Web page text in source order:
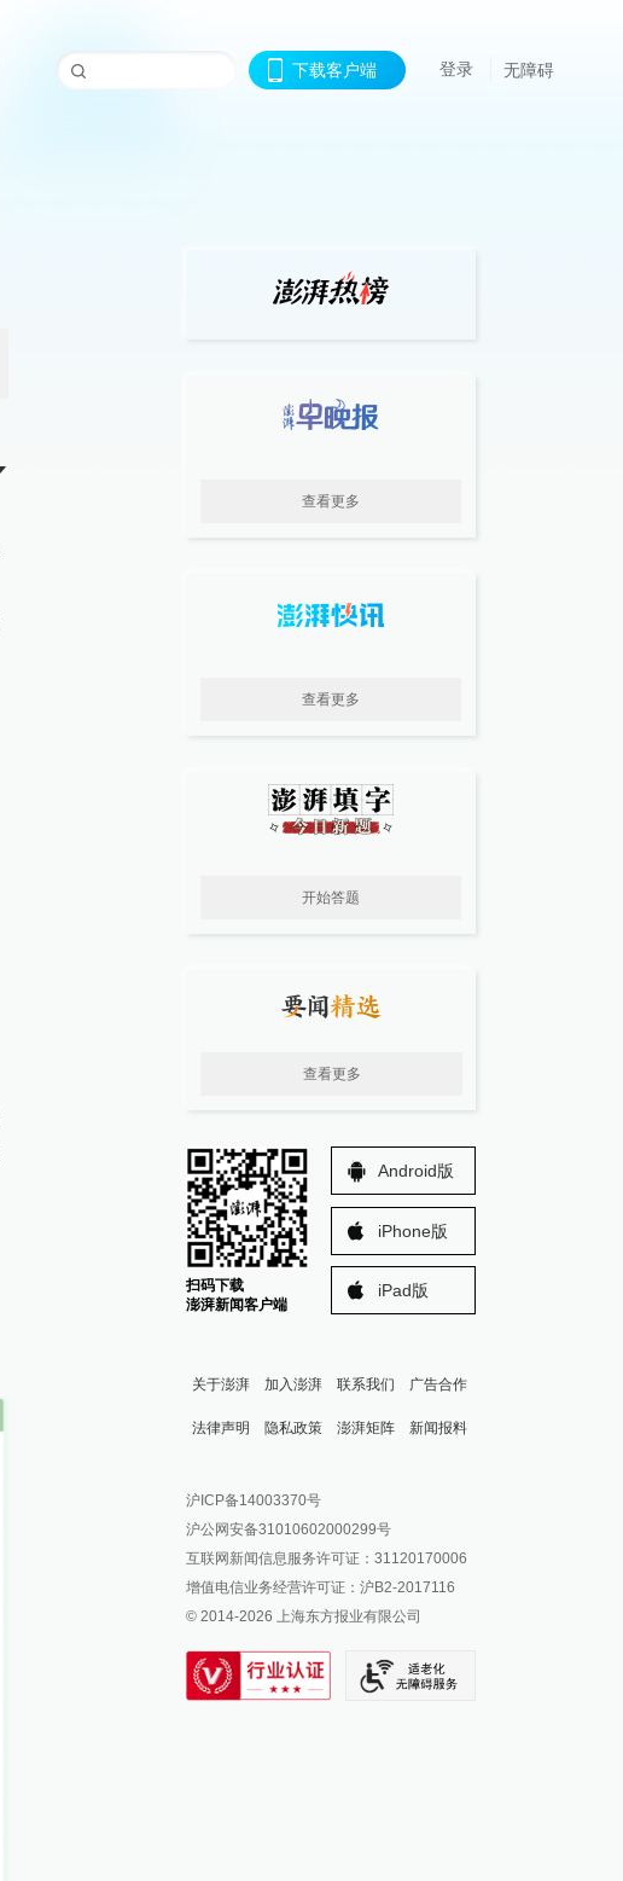
下载客户端 登录 无障碍
查看更多
查看更多
开始答题
查看更多
扫码下载
澎湃新闻客户端
Android版
iPhone版
iPad版
关于澎湃 加入澎湃 联系我们 广告合作
法律声明 隐私政策 澎湃矩阵
澎湃新闻公众号
澎湃新闻抖音号
派生万物开放平台
IP SHANGHAI
SIXTH TONE
新闻报料
报料邮箱: news@thepaper.cn
沪ICP备14003370号
沪公网安备31010602000299号
互联网新闻信息服务许可证：31120170006
增值电信业务经营许可证：沪B2-2017116
© 2014-2026 上海东方报业有限公司